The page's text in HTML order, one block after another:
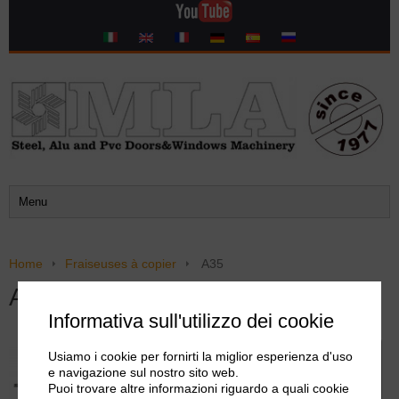
Home Fraiseuses à copier A35
A35
Info PDF Video
Informativa sull'utilizzo dei cookie
Usiamo i cookie per fornirti la miglior esperienza d'uso
e navigazione sul nostro sito web.
Puoi trovare altre informazioni riguardo a quali cookie